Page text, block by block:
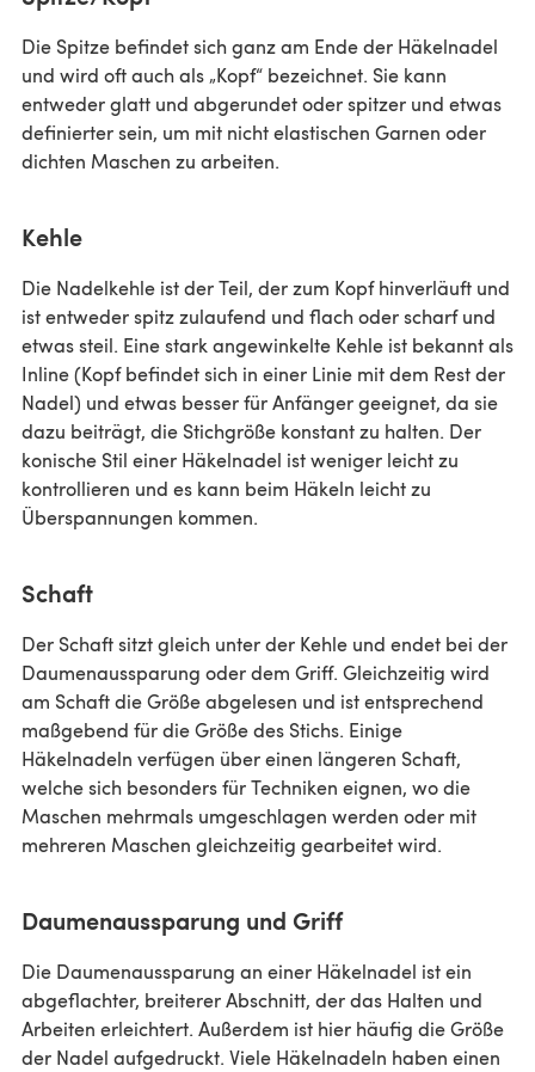
Die Spitze befindet sich ganz am Ende der Häkelnadel
und wird oft auch als „Kopf“ bezeichnet. Sie kann
entweder glatt und abgerundet oder spitzer und etwas
definierter sein, um mit nicht elastischen Garnen oder
dichten Maschen zu arbeiten.
Kehle
Die Nadelkehle ist der Teil, der zum Kopf hinverläuft und
ist entweder spitz zulaufend und flach oder scharf und
etwas steil. Eine stark angewinkelte Kehle ist bekannt als
Inline (Kopf befindet sich in einer Linie mit dem Rest der
Nadel) und etwas besser für Anfänger geeignet, da sie
dazu beiträgt, die Stichgröße konstant zu halten. Der
konische Stil einer Häkelnadel ist weniger leicht zu
kontrollieren und es kann beim Häkeln leicht zu
Überspannungen kommen.
Schaft
Der Schaft sitzt gleich unter der Kehle und endet bei der
Daumenaussparung oder dem Griff. Gleichzeitig wird
am Schaft die Größe abgelesen und ist entsprechend
maßgebend für die Größe des Stichs. Einige
Häkelnadeln verfügen über einen längeren Schaft,
welche sich besonders für Techniken eignen, wo die
Maschen mehrmals umgeschlagen werden oder mit
mehreren Maschen gleichzeitig gearbeitet wird.
Daumenaussparung und Griff
Die Daumenaussparung an einer Häkelnadel ist ein
abgeflachter, breiterer Abschnitt, der das Halten und
Arbeiten erleichtert. Außerdem ist hier häufig die Größe
der Nadel aufgedruckt. Viele Häkelnadeln haben einen